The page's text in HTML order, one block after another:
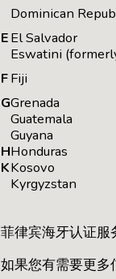
Dominican
EEl Salvador
Eswatini
FFiji
GGrenada
Guatemala
Guyana
HHonduras
KKosovo
Kyrgyzstan
菲律宾海牙认证服
如果您有需要更多